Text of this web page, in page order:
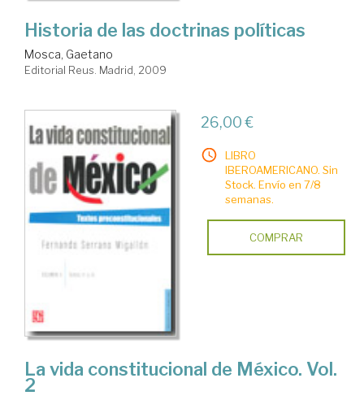
Historia de las doctrinas políticas
Mosca, Gaetano
Editorial Reus. Madrid, 2009
26,00 €
LIBRO
IBEROAMERICANO. Sin
Stock. Envío en 7/8
semanas.
COMPRAR
La vida constitucional de México. Vol.
2